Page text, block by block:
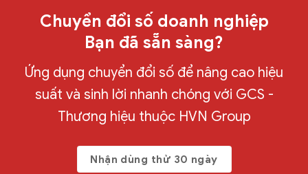
Chuyển đổi số doanh nghiệp
Bạn đã sẵn sàng?
Ứng dụng chuyển đổi số để nâng cao hiệu
suất và sinh lời nhanh chóng với GCS -
Thương hiệu thuộc HVN Group
Nhận dùng thử 30 ngày